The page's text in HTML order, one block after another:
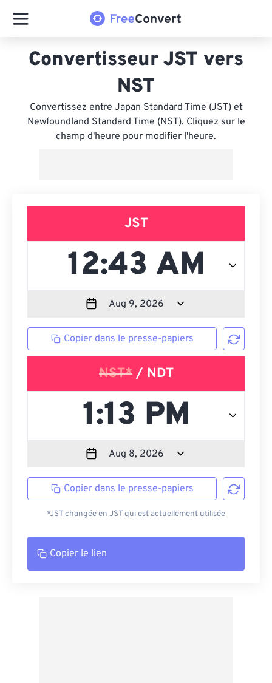
Convertisseur JST vers
NST
Convertissez entre Japan Standard Time (JST) et
Newfoundland Standard Time (NST). Cliquez sur le
champ d'heure pour modifier l'heure.
JST
Copier dans le presse-papiers
NST*/ NDT
Copier dans le presse-papiers
*JST changée en JST qui est actuellement utilisée
Copier le lien